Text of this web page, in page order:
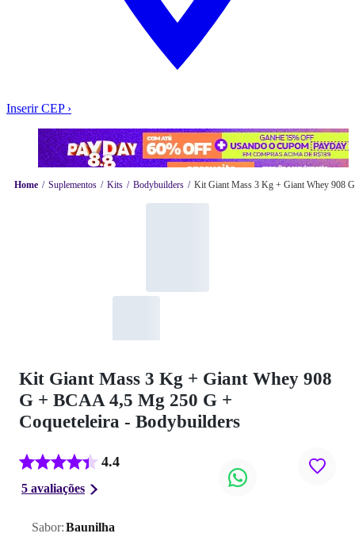
Inserir CEP ›
Home Suplementos Kits Bodybuilders Kit Giant Mass 3 Kg + Giant Whey 908
Kit Giant Mass 3 Kg + Giant Whey 908
G + BCAA 4,5 Mg 250 G +
Coqueteleira - Bodybuilders
4.4
5 avaliações
Sabor:Baunilha